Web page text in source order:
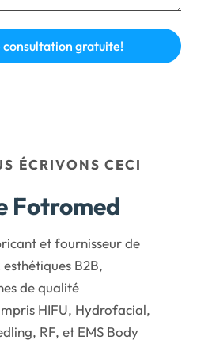
ÉCRIVONS CECI
Fotromed
et fournisseur de
B2B,
de qualité
HIFU, Hydrofacial,
RF, et EMS Body